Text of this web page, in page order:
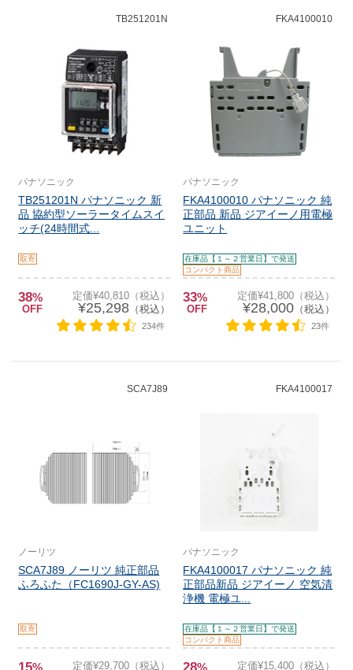
TB251201N
パナソニック
TB251201N パナソニック 新
品 協約型ソーラータイムスイ
ッチ(24時間式...
取寄
38%
OFF
定価¥40,810（税込）
¥25,298（税込）
234件
FKA4100010
パナソニック
FKA4100010 パナソニック 純
正部品 新品 ジアイーノ用電極
ユニット
在庫品【１～２営業日】で発送
コンパクト商品
33%
OFF
定価¥41,800（税込）
¥28,000（税込）
23件
SCA7J89
ノーリツ
SCA7J89 ノーリツ 純正部品
ふろふた（FC1690J-GY-AS)
取寄
% 定価¥29,700（税込）
FKA4100017
パナソニック
FKA4100017 パナソニック 純
正部品新品 ジアイーノ 空気清
浄機 電極ユ...
在庫品【１～２営業日】で発送
コンパクト商品
% 定価¥15,400（税込）